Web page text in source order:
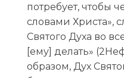
потребует, чтобы
словами Христа»,
Святого Духа во
[ему] делать»
образом, Дух